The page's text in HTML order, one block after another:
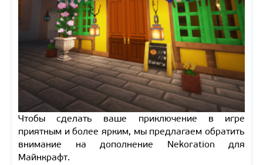
Чтобы сделать ваше приключение в игре
приятным и более ярким, мы предлагаем обратить
внимание на дополнение Nekoration для
Майнкрафт.